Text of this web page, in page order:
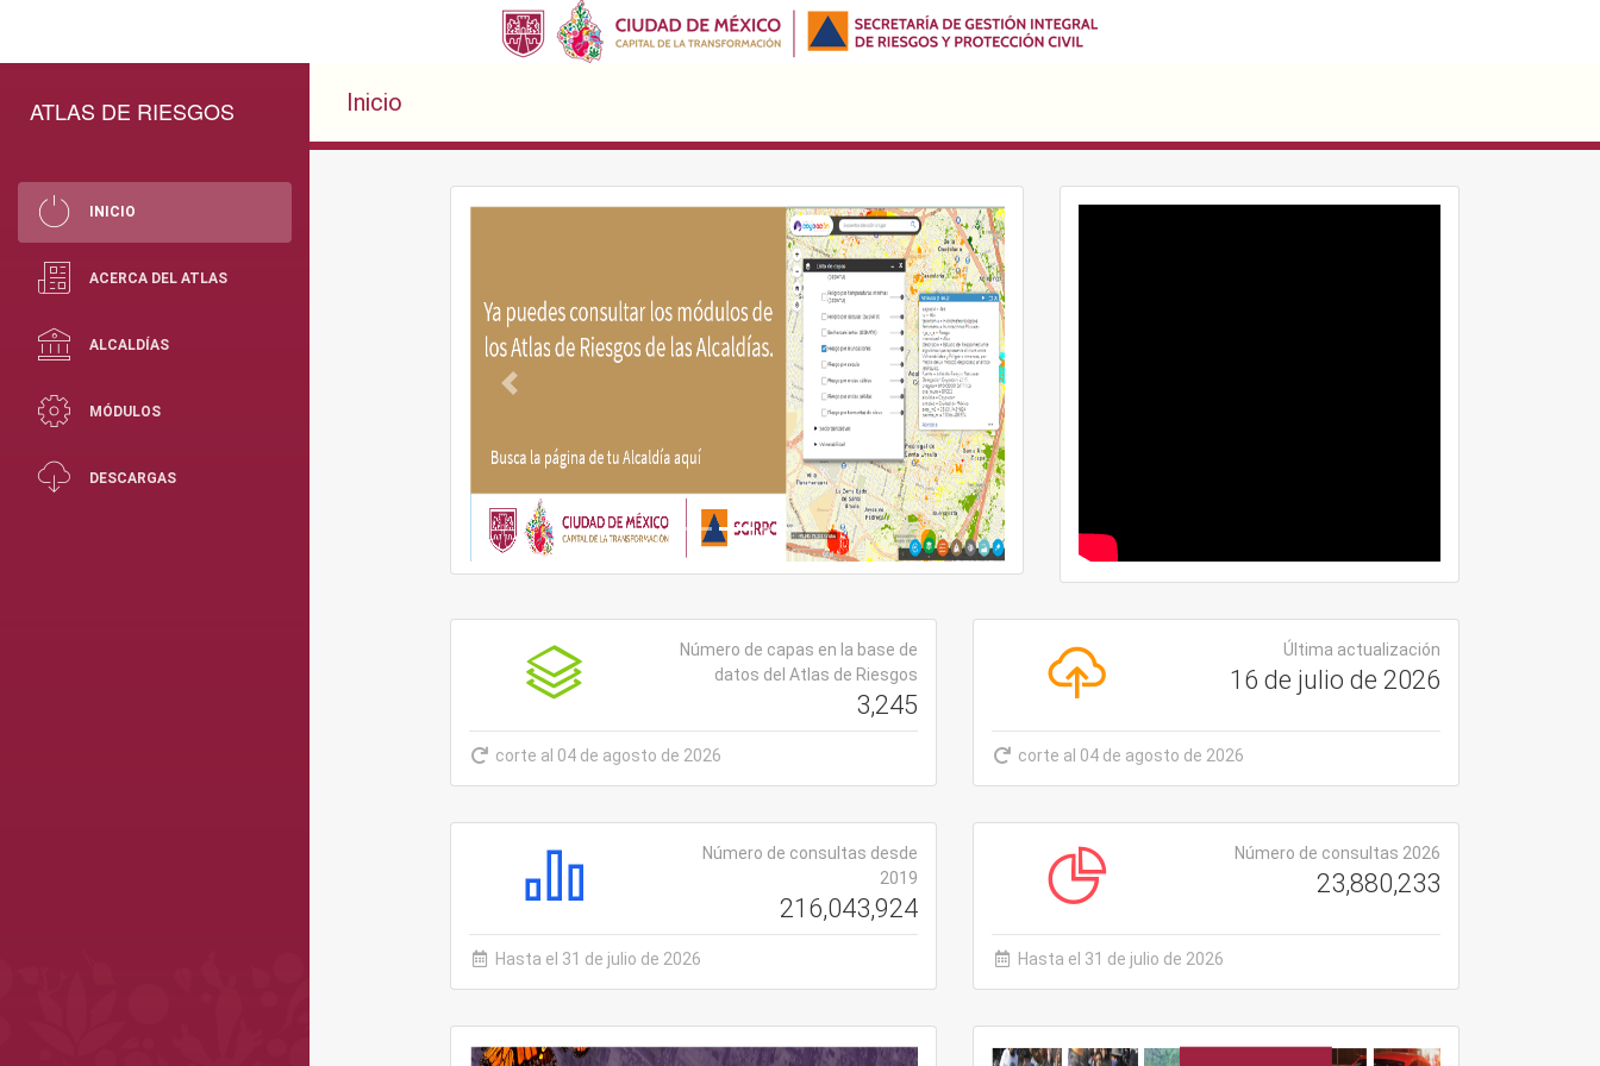
ATLAS DE RIESGOS
INICIO
ACERCA DEL ATLAS
ALCALDÍAS
MÓDULOS
DESCARGAS
Inicio
Previous Next
Número de capas en la base de
datos del Atlas de Riesgos
3,245
corte al 04 de agosto de 2026
Última actualización
16 de julio de 2026
corte al 04 de agosto de 2026
Número de consultas desde
2019
216,043,924
Hasta el 31 de julio de 2026
Número de consultas 2026
23,880,233
Hasta el 31 de julio de 2026